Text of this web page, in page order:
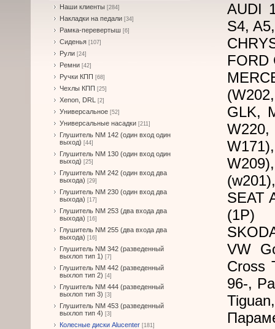
Наши клиенты [284]
Накладки на педали [34]
Рамка-перевертыш [6]
Сиденья [107]
Рули [24]
Ремни [42]
Ручки КПП [68]
Чехлы КПП [25]
Xenon, DRL [2]
Универсальное [52]
Универсальные насадки [211]
Глушитель NM 142 (один вход один
выход) [44]
Глушитель NM 130 (один вход один
выход) [25]
Глушитель NM 242 (один вход два
выхода) [29]
Глушитель NM 230 (один вход два
выхода) [17]
Глушитель NM 253 (два входа два
выхода) [16]
Глушитель NM 255 (два входа два
выхода) [16]
Глушитель NM 342 (разведенный
выхлоп тип 1) [7]
Глушитель NM 442 (разведенный
выхлоп тип 2) [4]
Глушитель NM 444 (разведенный
выхлоп тип 3) [3]
Глушитель NM 453 (разведенный
выхлоп тип 4) [3]
Колесные диски Alucenter [181]
AUDI
S4,
FORD
GLK,
SEAT
(1P)
VW
Cross
96-,